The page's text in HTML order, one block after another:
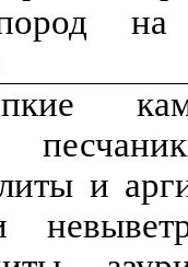
пород
и